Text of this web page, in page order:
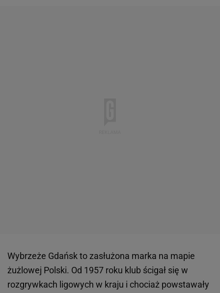
Wybrzeże Gdańsk to zasłużona marka na mapie
żużlowej Polski. Od 1957 roku klub ścigał się w
rozgrywkach ligowych w kraju i chociaż powstawały